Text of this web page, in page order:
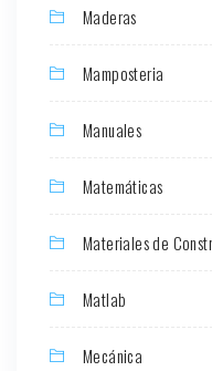
Maderas
Mamposteria
Manuales
Matemáticas
Materiales de
Matlab
Mecánica